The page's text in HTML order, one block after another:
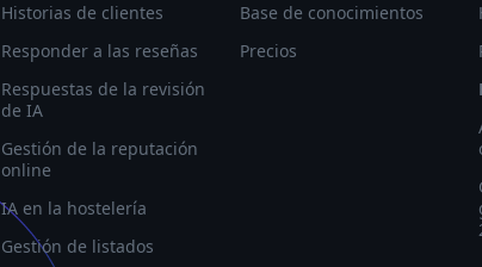
Historias de clientes
Responder a las reseñas
Respuestas de la revisión
de IA
Gestión de la reputación
online
IA en la hostelería
Gestión de listados
Base de conocimientos
Precios